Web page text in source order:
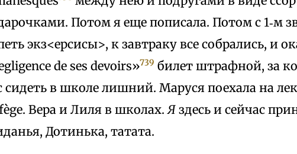
Потом я еще пописала. Потом с 1‑м
экз<ерсисы>, к завтраку все собрались, и
de ses devoirs»739 билет штрафной, за
сидеть в школе лишний. Маруся поехала на
Вера и Лиля в школах. Я здесь и сейчас
Дотинька, татата.